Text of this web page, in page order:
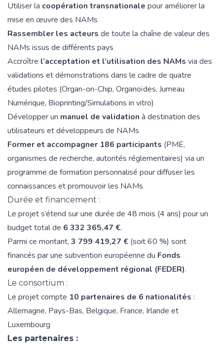
Utiliser la coopération transnationale pour améliorer la
mise en œuvre des NAMs
Rassembler les acteurs de toute la chaîne de valeur des
NAMs issus de différents pays
Accroître l’acceptation et l’utilisation des NAMs via des
validations et démonstrations dans le cadre de quatre
études pilotes (Organ-on-Chip, Organoïdes, Jumeau
Numérique, Bioprinting/Simulations in vitro)
Développer un manuel de validation à destination des
utilisateurs et développeurs de NAMs
Former et accompagner 186 participants (PME,
organismes de recherche, autorités réglementaires) via un
programme de formation personnalisé pour diffuser les
connaissances et promouvoir les NAMs
Durée et financement :
Le projet s’étend sur une durée de 48 mois (4 ans) pour un
budget total de 6 332 365,47 €.
Parmi ce montant, 3 799 419,27 € (soit 60 %) sont
financés par une subvention européenne du Fonds
européen de développement régional (FEDER).
Le consortium :
Le projet compte 10 partenaires de 6 nationalités :
Allemagne, Pays-Bas, Belgique, France, Irlande et
Luxembourg
Les partenaires :